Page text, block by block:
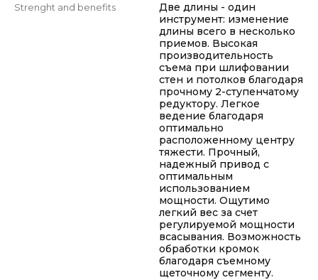
Strenght and benefits
Две длины - один
инструмент: изменение
длины всего в несколько
приемов. Высокая
производительность
съема при шлифовании
стен и потолков благодаря
прочному 2-ступенчатому
редуктору. Легкое
ведение благодаря
оптимально
расположенному центру
тяжести. Прочный,
надежный привод с
оптимальным
использованием
мощности. Ощутимо
легкий вес за счет
регулируемой мощности
всасывания. Возможность
обработки кромок
благодаря съемному
щеточному сегменту.